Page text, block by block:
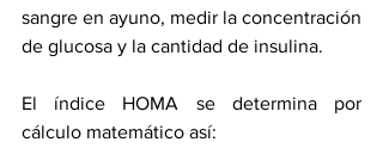
sangre en ayuno, medir la concentración
de glucosa y la cantidad de insulina.
El índice HOMA se determina por
cálculo matemático así: